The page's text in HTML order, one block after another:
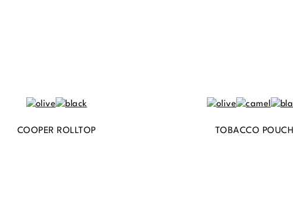
COOPER ROLLTOP TOBACCO POUCH